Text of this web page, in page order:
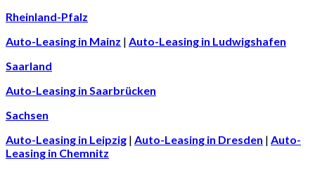
Rheinland-Pfalz
Auto-Leasing in Mainz | Auto-Leasing in Ludwigshafen
Saarland
Auto-Leasing in Saarbrücken
Sachsen
Auto-Leasing in Leipzig | Auto-Leasing in Dresden | Auto-
Leasing in Chemnitz